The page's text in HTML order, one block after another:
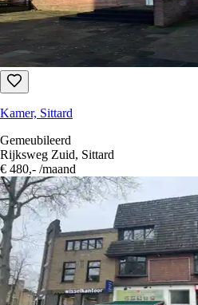
Kamer, Sittard
Gemeubileerd
Rijksweg Zuid, Sittard
€ 480,-
/maand